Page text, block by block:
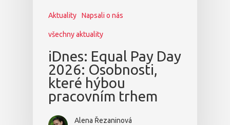
Aktuality Napsali o nás
všechny aktuality
iDnes: Equal Pay Day
2026: Osobnosti,
které hýbou
pracovním trhem
Alena Řezaninová